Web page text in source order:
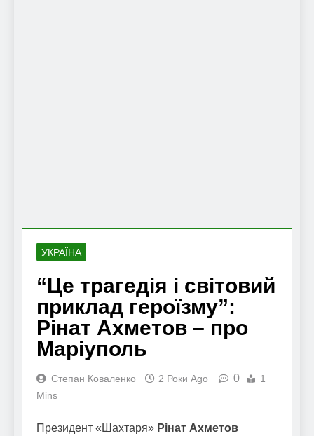
УКРАЇНА
“Це трагедія і світовий
приклад героїзму”:
Рінат Ахметов – про
Маріуполь
Степан Коваленко 2 Роки Ago 0
1
Mins
Президент «Шахтаря» Рінат Ахметов